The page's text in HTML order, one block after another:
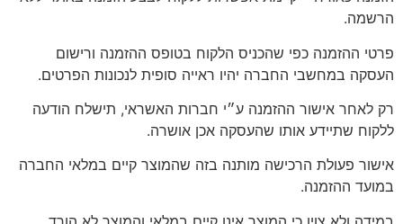
הרשמה.
פרטי ההזמנה כפי שהכניס הלקוח בטופס ההזמנה ורישום
העסקה במחשבי החברה יהיו ראייה סופית לנכונות הפרטים.
רק לאחר אישור ההזמנה ע״י חברות האשראי, תישלח הודעה
ללקוח שתיידע אותו שהעסקה אכן אושרה.
אישור פעולת הרכישה מותנה בזה שהמוצר קיים במלאי החברה
במועד ההזמנה.